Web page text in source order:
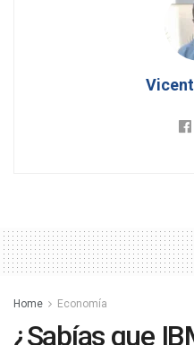
Home Economía
¿Sabías que